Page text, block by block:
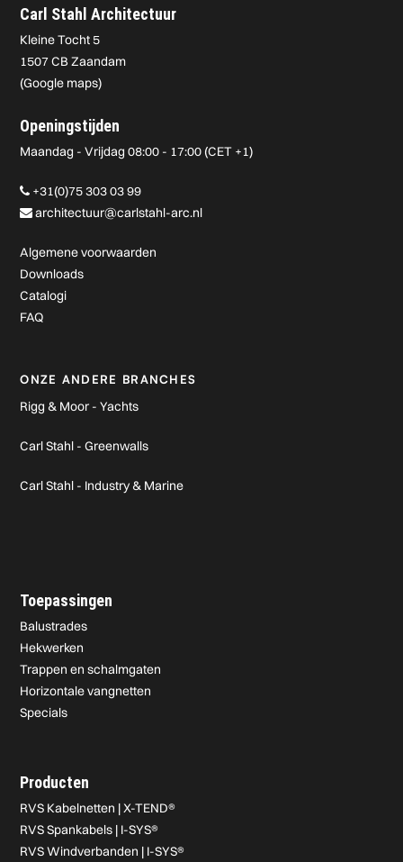
Carl Stahl Architectuur
Kleine Tocht 5
1507 CB Zaandam
(Google maps)
Openingstijden
Maandag - Vrijdag 08:00 - 17:00 (CET +1)
+31(0)75 303 03 99
architectuur@carlstahl-arc.nl
Algemene voorwaarden
Downloads
Catalogi
FAQ
ONZE ANDERE BRANCHES
Rigg & Moor - Yachts
Carl Stahl - Greenwalls
Carl Stahl - Industry & Marine
Toepassingen
Balustrades
Hekwerken
Trappen en schalmgaten
Horizontale vangnetten
Specials
Producten
RVS Kabelnetten | X-TEND®
RVS Spankabels | I-SYS®
RVS Windverbanden | I-SYS®